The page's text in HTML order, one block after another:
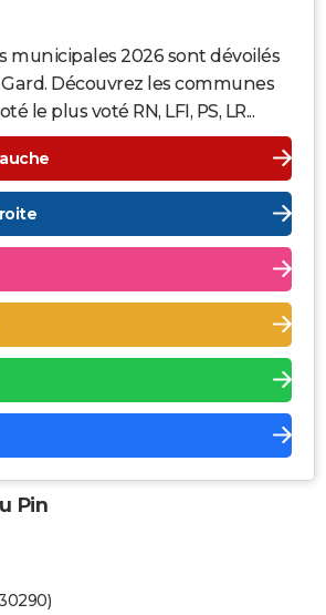
municipales 2026 sont dévoilés
Découvrez les communes
le plus voté RN, LFI, PS, LR...
Pin